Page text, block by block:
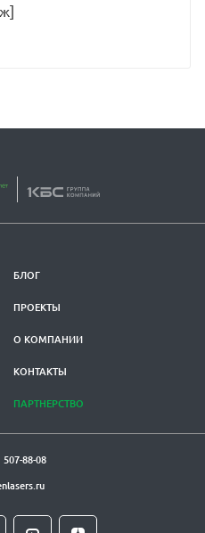
БЛОГ
ПРОЕКТЫ
О КОМПАНИИ
КОНТАКТЫ
ПАРТНЕРСТВО
88-08